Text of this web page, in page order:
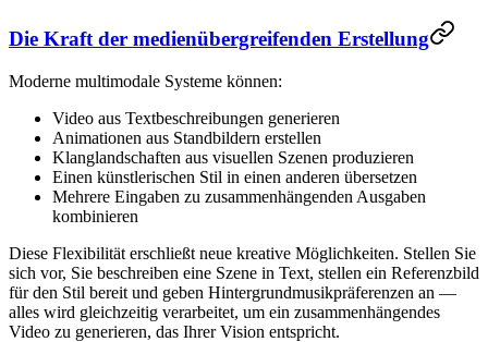
Die Kraft der medienübergreifenden Erstellung
Moderne multimodale Systeme können:
Video aus Textbeschreibungen generieren
Animationen aus Standbildern erstellen
Klanglandschaften aus visuellen Szenen produzieren
Einen künstlerischen Stil in einen anderen übersetzen
Mehrere Eingaben zu zusammenhängenden Ausgaben
kombinieren
Diese Flexibilität erschließt neue kreative Möglichkeiten. Stellen Sie
sich vor, Sie beschreiben eine Szene in Text, stellen ein Referenzbild
für den Stil bereit und geben Hintergrundmusikpräferenzen an —
alles wird gleichzeitig verarbeitet, um ein zusammenhängendes
Video zu generieren, das Ihrer Vision entspricht.